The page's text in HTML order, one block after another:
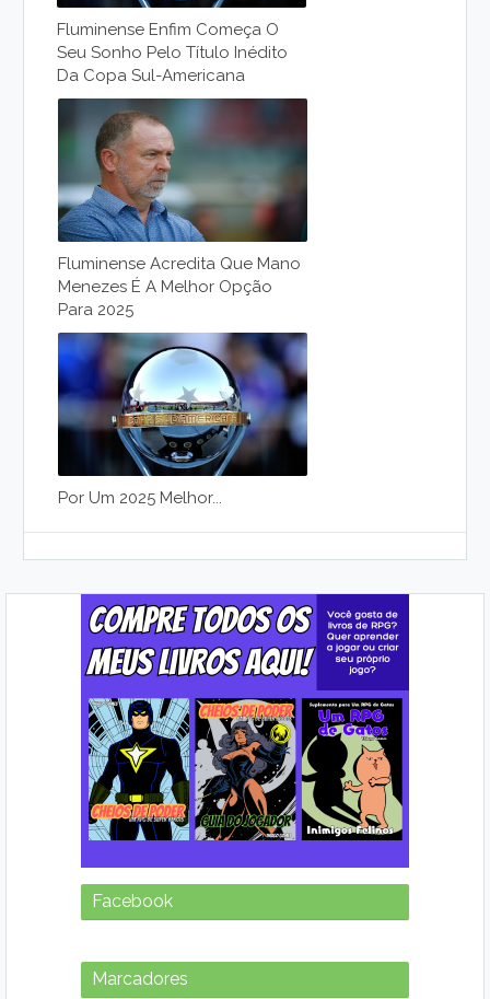
Fluminense Enfim Começa O
Seu Sonho Pelo Título Inédito
Da Copa Sul-Americana
Fluminense Acredita Que Mano
Menezes É A Melhor Opção
Para 2025
Por Um 2025 Melhor...
Facebook
Marcadores